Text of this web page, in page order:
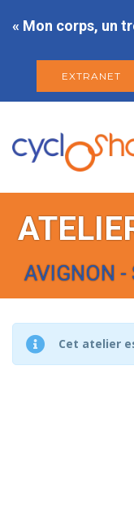
« Mon corps, un
EXTRANET
AVIGNON
Cet atelier